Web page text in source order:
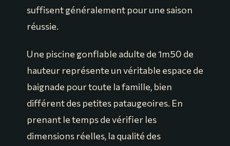
suffisent généralement pour une saison
réussie.
Une piscine gonflable adulte de 1m50 de
hauteur représente un véritable espace de
baignade pour toute la famille, bien
différent des petites pataugeoires. En
prenant le temps de vérifier les
dimensions réelles, la qualité des